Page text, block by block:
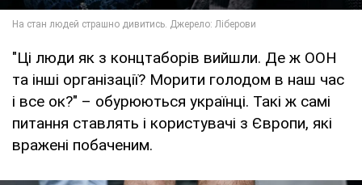
"Ці люди як з концтаборів вийшли. Де ж ООН
та інші організації? Морити голодом в наш час
і все ок?" – обурюються українці. Такі ж самі
питання ставлять і користувачі з Європи, які
вражені побаченим.